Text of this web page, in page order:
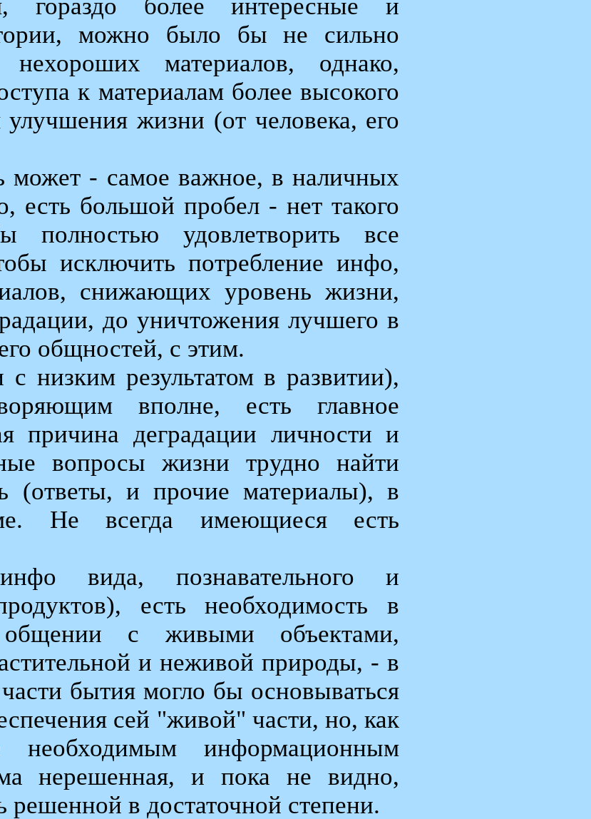
гораздо более интересные и
можно было бы не сильно
материалов, однако,
к материалам более высокого
жизни (от человека, его
- самое важное, в наличных
есть большой пробел - нет такого
полностью удовлетворить все
исключить потребление инфо,
снижающих уровень жизни,
до уничтожения лучшего в
общностей, с этим.
низким результатом в развитии),
вполне, есть главное
причина деградации личности и
вопросы жизни трудно найти
(ответы, и прочие материалы), в
Не всегда имеющиеся есть
вида, познавательного и
есть необходимость в
с живыми объектами,
и неживой природы, - в
бытия могло бы основываться
сей "живой" части, но, как
необходимым информационным
нерешенная, и пока не видно,
в достаточной степени.